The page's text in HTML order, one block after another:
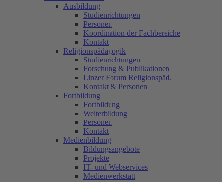
Ausbildung
Studienrichtungen
Personen
Koordination der Fachbereiche
Kontakt
Religionspädagogik
Studienrichtungen
Forschung & Publikationen
Linzer Forum Religionspäd.
Kontakt & Personen
Fortbildung
Fortbildung
Weiterbildung
Personen
Kontakt
Medienbildung
Bildungsangebote
Projekte
IT- und Webservices
Medienwerkstatt